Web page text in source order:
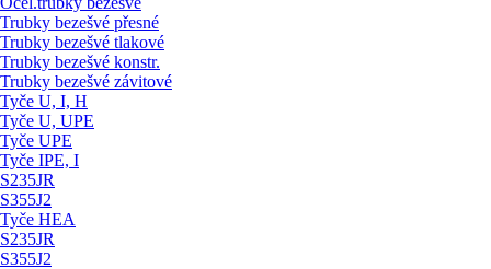
Trubky bezešvé přesné
Trubky bezešvé tlakové
Trubky bezešvé konstr.
Trubky bezešvé závitové
Tyče U, I, H
Tyče U, UPE
Tyče UPE
Tyče IPE, I
S235JR
S355J2
Tyče HEA
S235JR
S355J2